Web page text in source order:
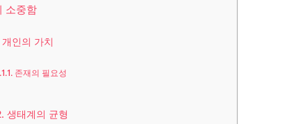
소중함
개인의 가치
존재의 필요성
생태계의 균형